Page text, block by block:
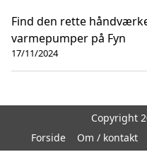
Find den rette
varmepumper på Fyn
17/11/2024
Copyright
Forside
Om / kontakt